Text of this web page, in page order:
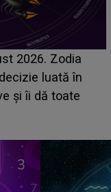
până
din Casa Iubirii
despre mama
pentru